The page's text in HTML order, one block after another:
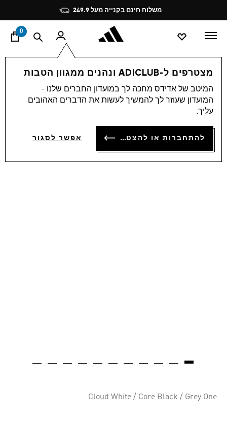
Pause
promotion
rotation
משלוח חינם בקנייה מעל 249.9
0
מצטרפים ל-ADICLUB ונהנים ממגוון הטבות
המיטב של אדידס מחכה לך במועדון החברים שלנו -
המועדון שעוזר לך להמשיך לעשות את הדברים האהובים
עליך.
להתחברות או להצטרפות אפשר לסגור
4.7
מתוך
ערך
דירוג
ממוצע.
Read
4.7 (65)
נעלי טניס DEFIANT SPEED 2
₪ 499.90
Cloud White / Core Black / Grey One